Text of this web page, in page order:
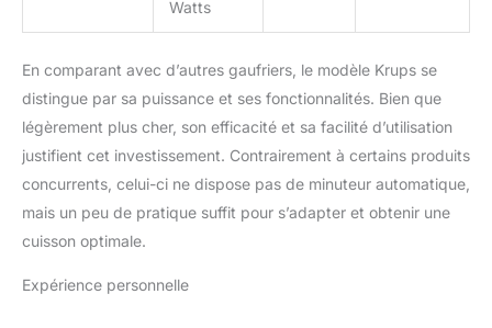
Watts
En comparant avec d’autres gaufriers, le modèle Krups se
distingue par sa puissance et ses fonctionnalités. Bien que
légèrement plus cher, son efficacité et sa facilité d’utilisation
justifient cet investissement. Contrairement à certains produits
concurrents, celui-ci ne dispose pas de minuteur automatique,
mais un peu de pratique suffit pour s’adapter et obtenir une
cuisson optimale.
Expérience personnelle